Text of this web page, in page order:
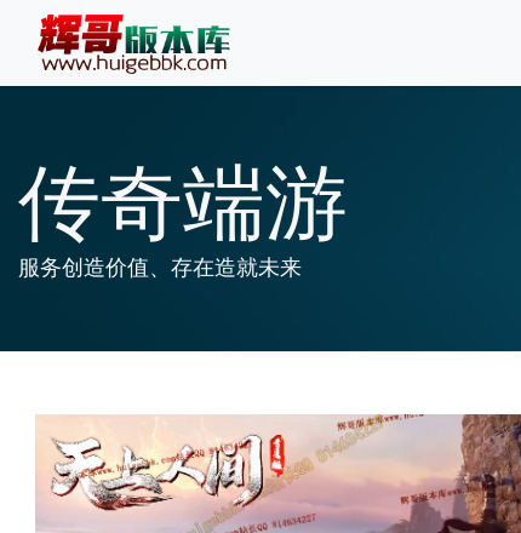
传奇端游
服务创造价值、存在造就未来